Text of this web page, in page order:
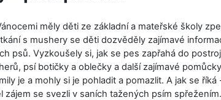
měly děti ze základní a mateřské školy
s mushery se děti dozvěděly zajímavé
psů. Vyzkoušely si, jak se pes zapřahá do
psí botičky a oblečky a další zajímavé
je a mohly si je pohladit a pomazlit. A jak se
zájem se svezli v saních tažených psím spřežením.